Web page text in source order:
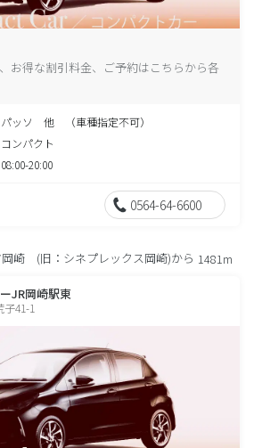
お得な割引料金、ご予約はこちらから各
パッソ 他 （車種指定不可）
コンパクト
08:00-20:00
0564-64-6600
崎 (旧：シネプレックス岡崎)から 1481m
JR岡崎駅東
41-1